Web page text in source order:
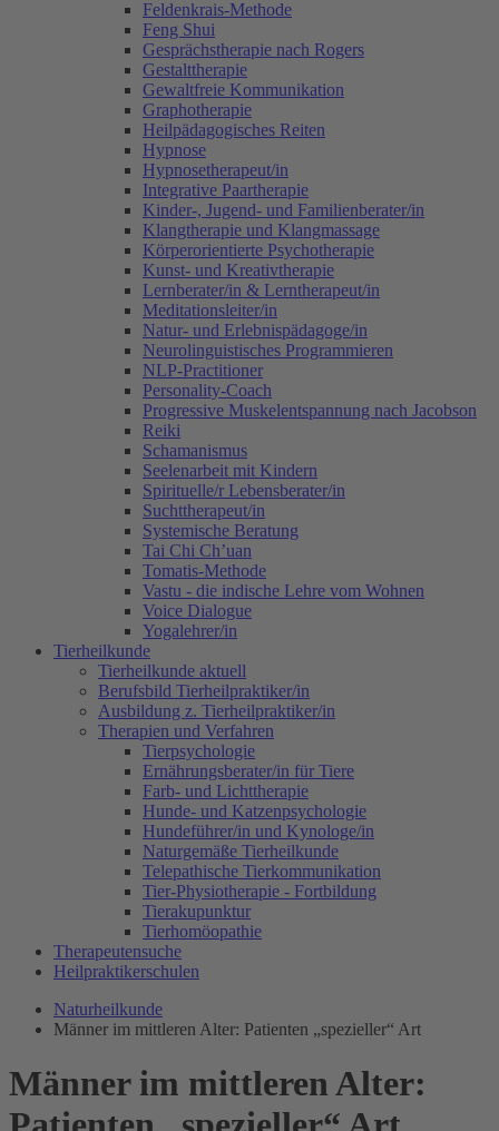
Feldenkrais-Methode
Feng Shui
Gesprächstherapie nach Rogers
Gestalttherapie
Gewaltfreie Kommunikation
Graphotherapie
Heilpädagogisches Reiten
Hypnose
Hypnosetherapeut/in
Integrative Paartherapie
Kinder-, Jugend- und Familienberater/in
Klangtherapie und Klangmassage
Körperorientierte Psychotherapie
Kunst- und Kreativtherapie
Lernberater/in & Lerntherapeut/in
Meditationsleiter/in
Natur- und Erlebnispädagoge/in
Neurolinguistisches Programmieren
NLP-Practitioner
Personality-Coach
Progressive Muskelentspannung nach Jacobson
Reiki
Schamanismus
Seelenarbeit mit Kindern
Spirituelle/r Lebensberater/in
Suchttherapeut/in
Systemische Beratung
Tai Chi Ch’uan
Tomatis-Methode
Vastu - die indische Lehre vom Wohnen
Voice Dialogue
Yogalehrer/in
Tierheilkunde
Tierheilkunde aktuell
Berufsbild Tierheilpraktiker/in
Ausbildung z. Tierheilpraktiker/in
Therapien und Verfahren
Tierpsychologie
Ernährungsberater/in für Tiere
Farb- und Lichttherapie
Hunde- und Katzenpsychologie
Hundeführer/in und Kynologe/in
Naturgemäße Tierheilkunde
Telepathische Tierkommunikation
Tier-Physiotherapie - Fortbildung
Tierakupunktur
Tierhomöopathie
Therapeutensuche
Heilpraktikerschulen
Naturheilkunde
Männer im mittleren Alter: Patienten „spezieller“ Art
Männer im mittleren Alter: